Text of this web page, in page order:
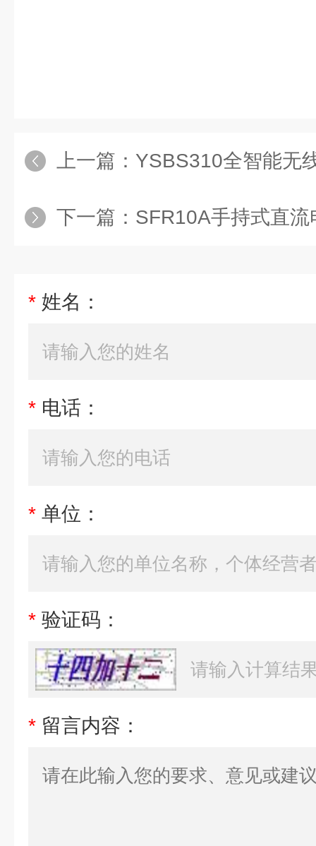
上一篇： YSBS310全智能无
下一篇： SFR10A手持式直流
* 姓名：
* 电话：
* 单位：
* 验证码：
* 留言内容：